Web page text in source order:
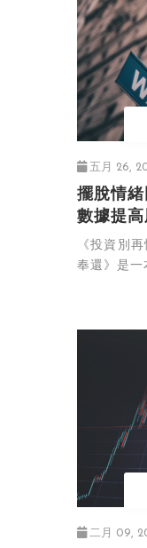
五月 26,
擺脫情
數據提高
《投資別
奉還》是一
二月 09,